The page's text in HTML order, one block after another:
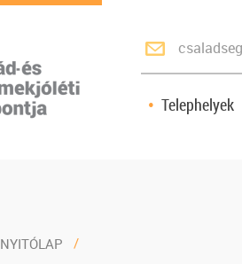
Telephelyek
NYITÓLAP